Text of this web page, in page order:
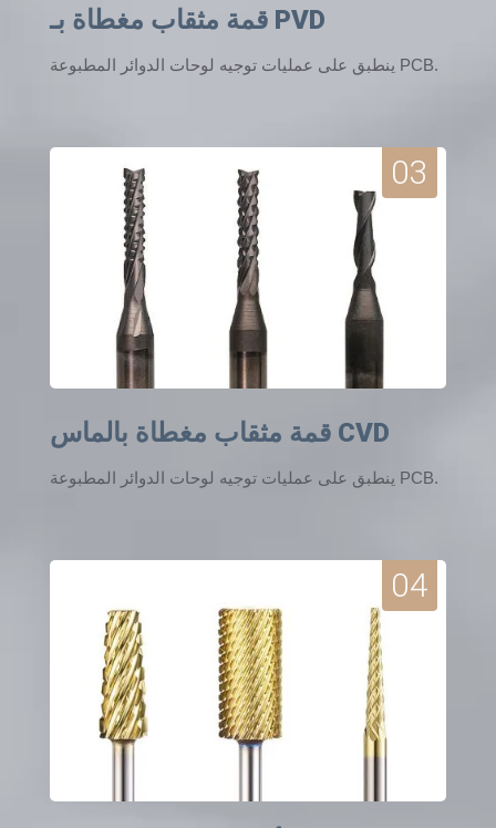
قمة مثقاب مغطاة بـ PVD
ينطبق على عمليات توجيه لوحات الدوائر المطبوعة PCB.
03
قمة مثقاب مغطاة بالماس CVD
ينطبق على عمليات توجيه لوحات الدوائر المطبوعة PCB.
04